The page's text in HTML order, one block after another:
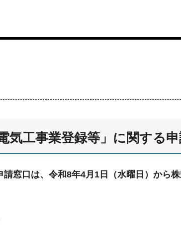
気工事業登録等」に関する
窓口は、令和8年4月1日（水曜日）から